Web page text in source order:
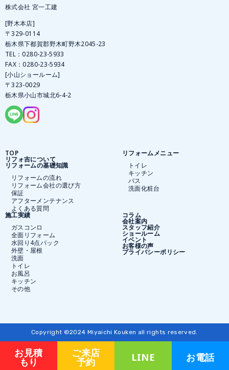
お見積
もり
ご来店
予約 LINE お電話
株式会社 宮一工建
[野木本店]
〒329-0114
栃木県下都賀郡野木町野木2045-23
TEL：0280-23-5933
FAX：0280-23-5934
[小山ショールーム]
〒323-0029
栃木県小山市城北6-4-2
TOP
リフォ吉について
リフォームの基礎知識
リフォームの流れ
リフォーム会社の選び方
保証
アフターメンテナンス
よくある質問
リフォームメニュー
トイレ
キッチン
バス
洗面化粧台
施工実績
ガスコンロ
全面リフォーム
水回り4点パック
外壁・屋根
洗面
トイレ
お風呂
キッチン
その他
コラム
会社案内
スタッフ紹介
ショールーム
イベント
お客様の声
プライバシーポリシー
Copyright ©2024 Miyaichi Kouken all rights reserved.